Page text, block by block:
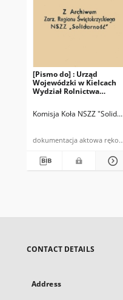
[Pismo do] : Urząd
Wojewódzki w Kielcach
Wydział Rolnictwa
Komisja Koła NSZZ
dokumentacja aktowa rękopis
CONTACT DETAILS
Address